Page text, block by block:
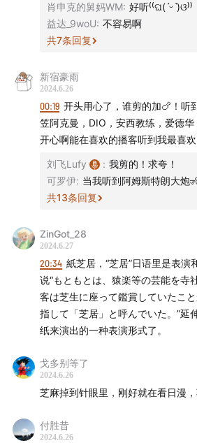
忆也成为了历史。
日本漫画是全球文化产业里独特的存
- 2023 年，全球漫画市场有 77%
囊中；
- 2022 年，《海贼王》发行量突破
- 每个中国人，多少能说出几个漫画
在回顾日漫的发展史后，我期待能
- 日本漫画为什么跟其它漫画完全不
漫），到底怎么发展到现在的？
- 日本漫画是怎么能够引起这么多人
- 日本漫画的产业发展是怎样的，作
角色之间的关系是怎样的？
来吧，从最初梦开始的地方，漫画
肖申克的舅妈WM: 好听⁽⁽ଘ(ˊᵕˋ)ଓ⁾⁾
益达_9woU: 不容易啊
共7条回复
新宿豪雨
2024.6.26
00:19 开头用心了，谁剪的加🍗！听
笠阿克曼，DIO，安西教练，爱德
开心啊能在喜欢的播客听到我最喜
刘飞Lufy : 我剪的！求夸！
可罗伊: 当我听到阿姆斯特朗大炮
共13条回复
ZinGot_28
2024.6.27
20:34 紙芝居，“芝居”日语里是表
说“もともとは、猿楽等の芸能を寺
客は芝生に座って鑑賞していたこ
指して「芝居」と呼んでいた。”延
纸来演出的一种表演形式了。
戈多别等了
2024.6.26
芝麻掉到针眼里，刚好就在看日漫
付胜昔
2024.6.26